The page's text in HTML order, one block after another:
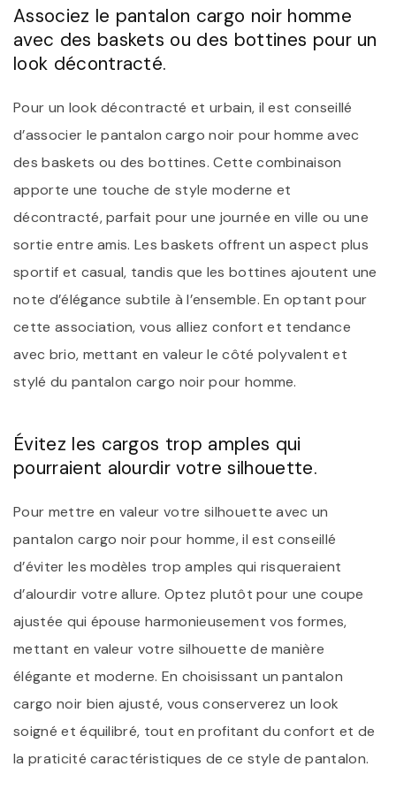
Associez le pantalon cargo noir homme
avec des baskets ou des bottines pour un
look décontracté.
Pour un look décontracté et urbain, il est conseillé
d’associer le pantalon cargo noir pour homme avec
des baskets ou des bottines. Cette combinaison
apporte une touche de style moderne et
décontracté, parfait pour une journée en ville ou une
sortie entre amis. Les baskets offrent un aspect plus
sportif et casual, tandis que les bottines ajoutent une
note d’élégance subtile à l’ensemble. En optant pour
cette association, vous alliez confort et tendance
avec brio, mettant en valeur le côté polyvalent et
stylé du pantalon cargo noir pour homme.
Évitez les cargos trop amples qui
pourraient alourdir votre silhouette.
Pour mettre en valeur votre silhouette avec un
pantalon cargo noir pour homme, il est conseillé
d’éviter les modèles trop amples qui risqueraient
d’alourdir votre allure. Optez plutôt pour une coupe
ajustée qui épouse harmonieusement vos formes,
mettant en valeur votre silhouette de manière
élégante et moderne. En choisissant un pantalon
cargo noir bien ajusté, vous conserverez un look
soigné et équilibré, tout en profitant du confort et de
la praticité caractéristiques de ce style de pantalon.